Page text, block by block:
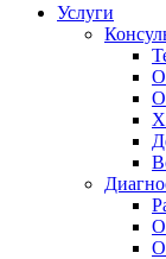
Услуги